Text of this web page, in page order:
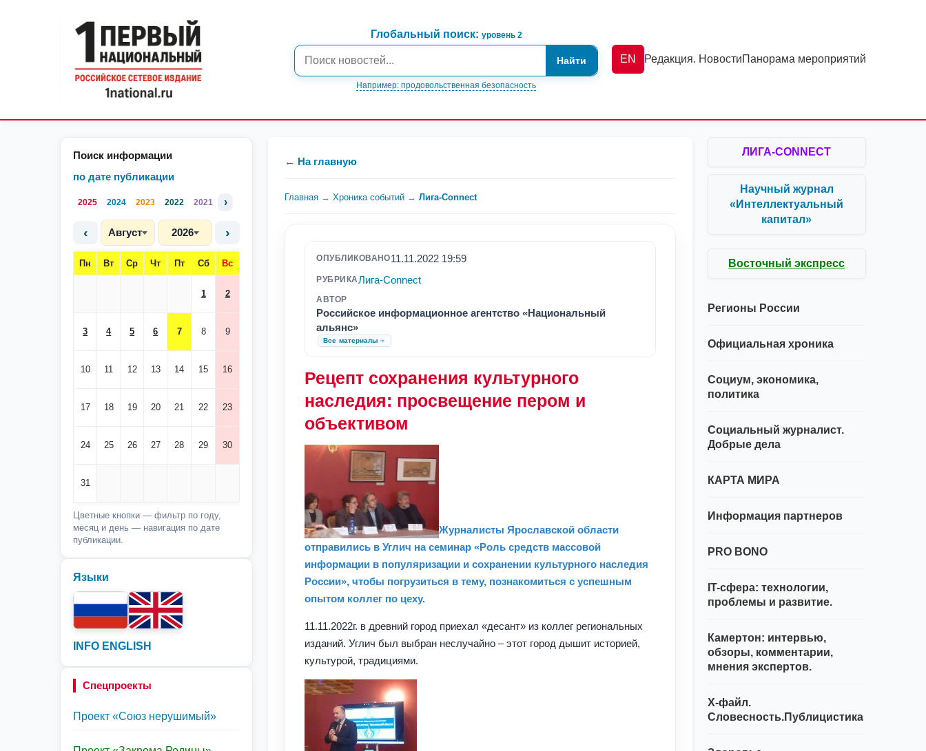
Глобальный поиск: уровень 2
Найти
Например: продовольственная безопасность
EN Редакция. НовостиПанорама мероприятий
Поиск информации
по дате публикации
2025 2024 2023 2022 2021 ›
‹ Август 2026 ›
Пн Вт Ср Чт Пт Сб Вс
1 2
3 4 5 6 7 8 9
10 11 12 13 14 15 16
17 18 19 20 21 22 23
24 25 26 27 28 29 30
31
Цветные кнопки — фильтр по году,
месяц и день — навигация по дате
публикации.
Языки
INFO ENGLISH
Спецпроекты
Проект «Союз нерушимый»
← На главную
Главная → Хроника событий → Лига-Connect
ОПУБЛИКОВАНО11.11.2022 19:59
РУБРИКАЛига-Connect
АВТОР
Российское информационное агентство «Национальный
альянс»
Все материалы
Рецепт сохранения культурного
наследия: просвещение пером и
объективом
Журналисты Ярославской области
отправились в Углич на семинар «Роль средств массовой
информации в популяризации и сохранении культурного наследия
России», чтобы погрузиться в тему, познакомиться с успешным
опытом коллег по цеху.
11.11.2022г. в древний город приехал «десант» из коллег региональных
изданий. Углич был выбран неслучайно – этот город дышит историей,
культурой, традициями.
ЛИГА-CONNECT
Научный журнал
«Интеллектуальный
капитал»
Восточный экспресс
Регионы России
Официальная хроника
Социум, экономика,
политика
Социальный журналист.
Добрые дела
КАРТА МИРА
Информация партнеров
PRO BONO
IT-сфера: технологии,
проблемы и развитие.
Камертон: интервью,
обзоры, комментарии,
мнения экспертов.
Х-файл.
Словесность.Публицистика